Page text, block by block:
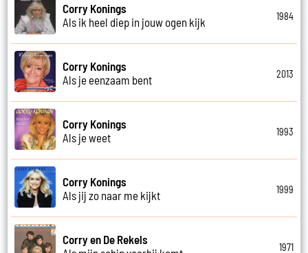
Corry Konings
Als ik heel diep in jouw ogen kijk
1984
Corry Konings
Als je eenzaam bent
2013
Corry Konings
Als je weet
1993
Corry Konings
Als jij zo naar me kijkt
1999
Corry en De Rekels
1971